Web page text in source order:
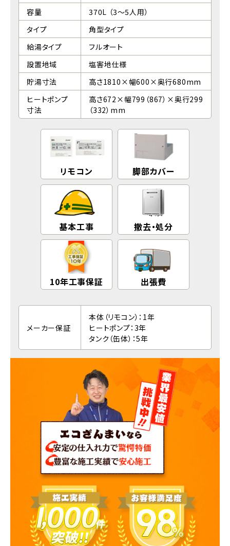
容量
370L （3～5人用）
タイプ
角型タイプ
給湯タイプ
フルオート
設置地域
塩害地仕様
貯湯寸法
高さ1810×幅600×奥行680mm
ヒートポンプ
寸法
高さ672×幅799（867）×奥行299
（332）mm
リモコン 脚部カバー
基本工事 撤去・処分
10年工事保証 出張費
メーカー保証
本体（リモコン）：1年
ヒートポンプ：3年
タンク（缶体）：5年